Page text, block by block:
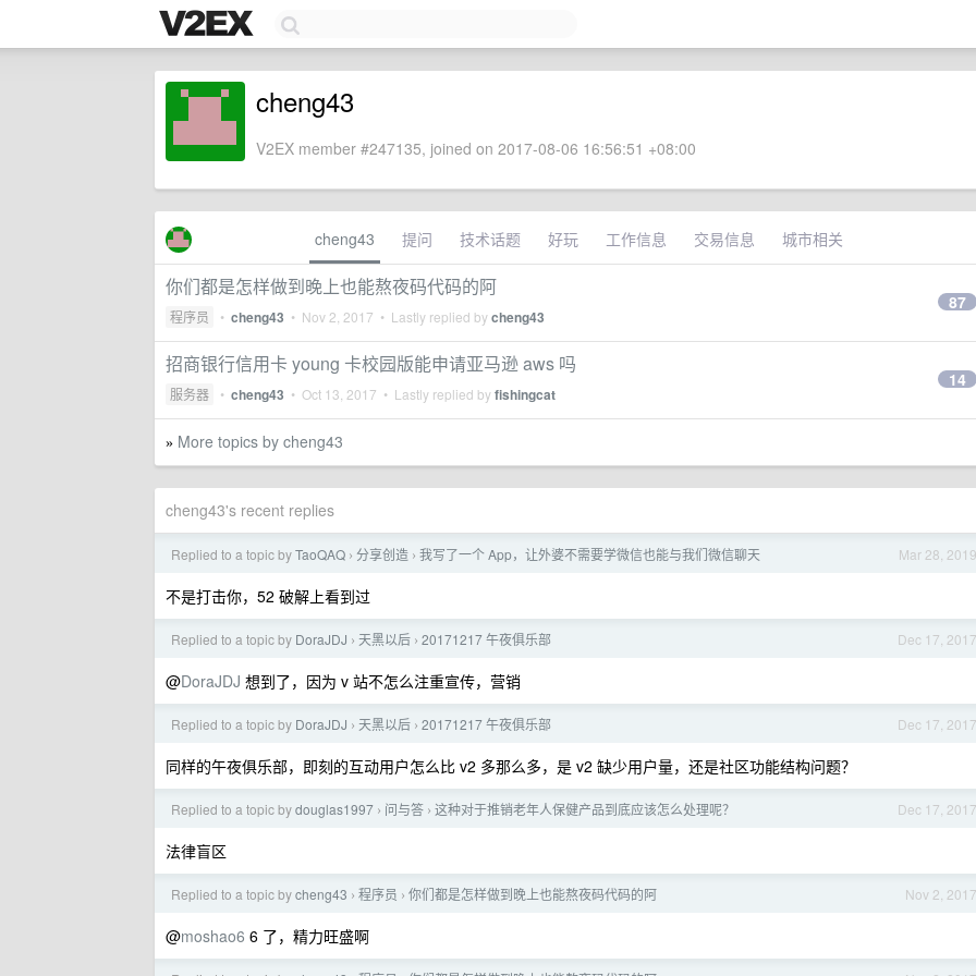
cheng43
V2EX member #247135, joined on 2017-08-06 16:56:51 +08:00
cheng43 提问 技术话题 好玩 工作信息 交易信息 城市相关
你们都是怎样做到晚上也能熬夜码代码的阿
程序员 • cheng43 • Nov 2, 2017 • Lastly replied bycheng43
87
招商银行信用卡 young 卡校园版能申请亚马逊 aws 吗
服务器 • cheng43 • Oct 13, 2017 • Lastly replied byfishingcat
14
» More topics by cheng43
cheng43's recent replies
Mar 28, 2019
Replied to a topic byTaoQAQ › 分享创造 › 我写了一个 App，让外婆不需要学微信也能与我们微信聊天
不是打击你，52 破解上看到过
Dec 17, 2017
Replied to a topic by DoraJDJ › 天黑以后 › 20171217 午夜俱乐部
@DoraJDJ 想到了，因为 v 站不怎么注重宣传，营销
Dec 17, 2017
Replied to a topic by DoraJDJ › 天黑以后 › 20171217 午夜俱乐部
同样的午夜俱乐部，即刻的互动用户怎么比 v2 多那么多，是 v2 缺少用户量，还是社区功能结构问题？
Dec 17, 2017
Replied to a topic bydouglas1997 › 问与答 › 这种对于推销老年人保健产品到底应该怎么处理呢？
法律盲区
Nov 2, 2017
Replied to a topic bycheng43 › 程序员 › 你们都是怎样做到晚上也能熬夜码代码的阿
@moshao6 6 了，精力旺盛啊